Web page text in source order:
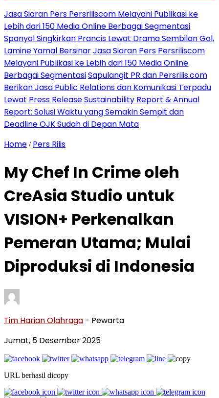
Jasa Siaran Pers Persriliscom Melayani Publikasi ke
Lebih dari 150 Media Online Berbagai Segmentasi
Spanyol Singkirkan Prancis Lewat Drama Sembilan Gol,
Lamine Yamal BersinarJasa Siaran Pers Persriliscom
Melayani Publikasi ke Lebih dari 150 Media Online
Berbagai SegmentasiSapulangit PR dan Persrilis.com
Berikan Jasa Public Relations dan Komunikasi Terpadu
Lewat Press ReleaseSustainability Report & Annual
Report: Solusi Waktu yang Semakin Sempit dan
Deadline OJK Sudah di Depan Mata
Home / Pers Rilis
My Chef In Crime oleh
CreAsia Studio untuk
VISION+ Perkenalkan
Pemeran Utama; Mulai
Diproduksi di Indonesia
Tim Harian Olahraga - Pewarta
Jumat, 5 Desember 2025
URL berhasil dicopy